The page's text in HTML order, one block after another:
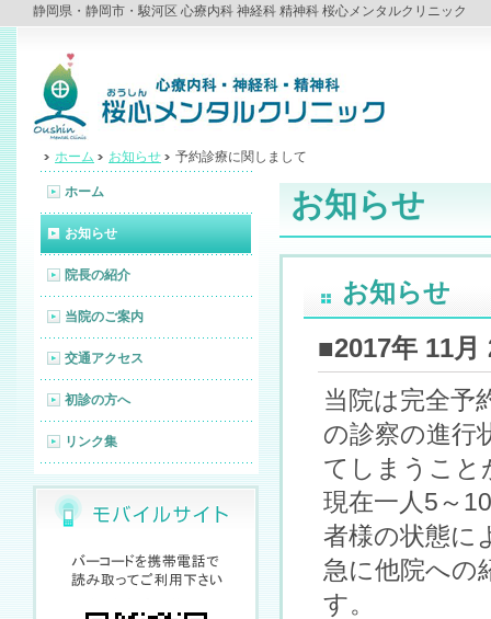
静岡県・静岡市・駿河区 心療内科 神経科 精神科 桜心メンタルクリニック
ホーム お知らせ 予約診療に関しまして
お知らせ
お知らせ
■2017年 11
当院は完全予
の診察の進行
てしまうこと
現在一人5～
者様の状態に
急に他院への
す。
ホーム
お知らせ
院長の紹介
当院のご案内
交通アクセス
初診の方へ
リンク集